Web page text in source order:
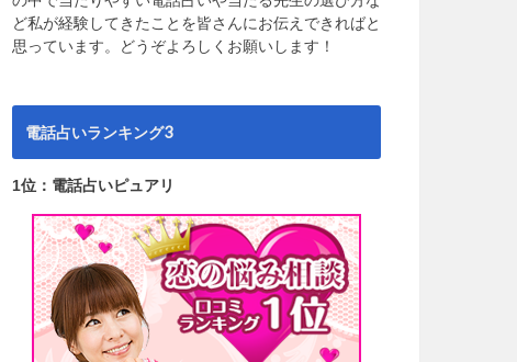
ど私が経験してきたことを皆さんにお伝えできればと
思っています。どうぞよろしくお願いします！
電話占いランキング3
1位：電話占いピュアリ